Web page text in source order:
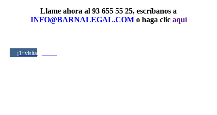
Llame ahora al 93 655 55 25, escríbanos a
INFO@BARNALEGAL.COMo haga clic aquí
¡1ª visita gratuita!